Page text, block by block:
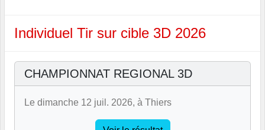
Individuel Tir sur cible 3D 2026
CHAMPIONNAT REGIONAL 3D
Le dimanche 12 juil. 2026, à Thiers